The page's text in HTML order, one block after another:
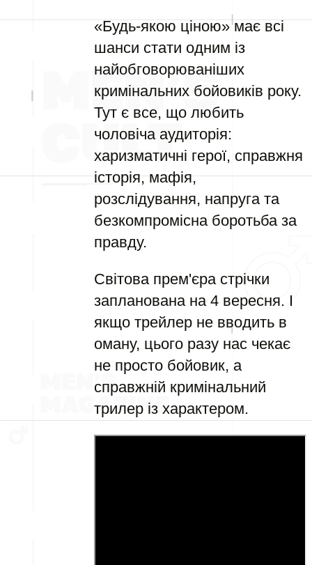
«Будь-якою ціною» має всі
шанси стати одним із
найобговорюваніших
кримінальних бойовиків року.
Тут є все, що любить
чоловіча аудиторія:
харизматичні герої, справжня
історія, мафія,
розслідування, напруга та
безкомпромісна боротьба за
правду.
Світова прем'єра стрічки
запланована на 4 вересня. І
якщо трейлер не вводить в
оману, цього разу нас чекає
не просто бойовик, а
справжній кримінальний
трилер із характером.